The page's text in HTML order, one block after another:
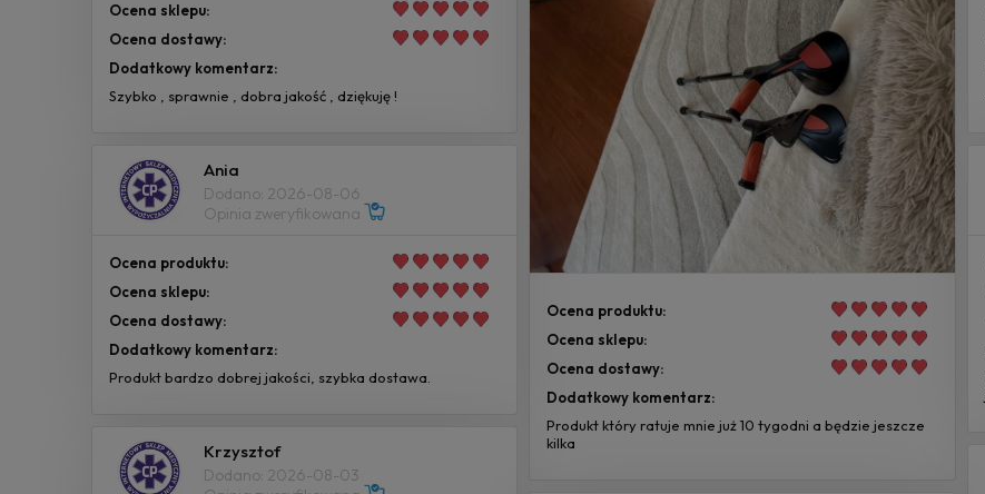
Ocena sklepu:
Ocena dostawy:
Dodatkowy komentarz:
Szybko , sprawnie , dobra jakość , dziękuję !
Ocena produktu:
Ocena sklepu:
Ocena dostawy:
Dodatkowy komentarz:
Produkt który ratuje mnie już 10 tygodni a będzie jeszcze
kilka
Ania
Dodano: 2026-08-06
Opinia zweryfikowana
Ocena produktu:
Ocena sklepu:
Ocena dostawy:
Dodatkowy komentarz:
Produkt bardzo dobrej jakości, szybka dostawa.
Krzysztof
Dodano: 2026-08-03